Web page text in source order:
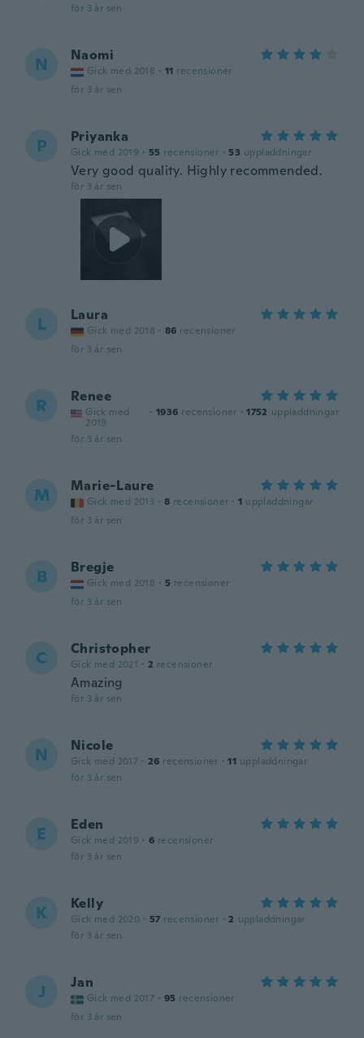
för 3 år sen
N Naomi
Gick med 2018 · 11 recensioner
för 3 år sen
P Priyanka
Gick med 2019 · 55 recensioner · 53 uppladdningar
Very good quality. Highly recommended.
för 3 år sen
L Laura
Gick med 2018 · 86 recensioner
för 3 år sen
R Renee
Gick med
2019
· 1936 recensioner · 1752 uppladdningar
för 3 år sen
M Marie-Laure
Gick med 2013 · 8 recensioner · 1 uppladdningar
för 3 år sen
B Bregje
Gick med 2018 · 5 recensioner
för 3 år sen
C Christopher
Gick med 2021 · 2 recensioner
Amazing
för 3 år sen
N Nicole
Gick med 2017 · 26 recensioner · 11 uppladdningar
för 3 år sen
E Eden
Gick med 2019 · 6 recensioner
för 3 år sen
K Kelly
Gick med 2020 · 57 recensioner · 2 uppladdningar
för 3 år sen
J Jan
Gick med 2017 · 95 recensioner
för 3 år sen